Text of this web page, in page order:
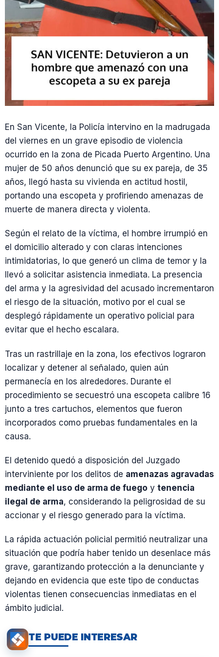
En San Vicente, la Policía intervino en la madrugada
del viernes en un grave episodio de violencia
ocurrido en la zona de Picada Puerto Argentino. Una
mujer de 50 años denunció que su ex pareja, de 35
años, llegó hasta su vivienda en actitud hostil,
portando una escopeta y profiriendo amenazas de
muerte de manera directa y violenta.
Según el relato de la víctima, el hombre irrumpió en
el domicilio alterado y con claras intenciones
intimidatorias, lo que generó un clima de temor y la
llevó a solicitar asistencia inmediata. La presencia
del arma y la agresividad del acusado incrementaron
el riesgo de la situación, motivo por el cual se
desplegó rápidamente un operativo policial para
evitar que el hecho escalara.
Tras un rastrillaje en la zona, los efectivos lograron
localizar y detener al señalado, quien aún
permanecía en los alrededores. Durante el
procedimiento se secuestró una escopeta calibre 16
junto a tres cartuchos, elementos que fueron
incorporados como pruebas fundamentales en la
causa.
El detenido quedó a disposición del Juzgado
interviniente por los delitos de amenazas agravadas
mediante el uso de arma de fuego y tenencia
ilegal de arma, considerando la peligrosidad de su
accionar y el riesgo generado para la víctima.
La rápida actuación policial permitió neutralizar una
situación que podría haber tenido un desenlace más
grave, garantizando protección a la denunciante y
dejando en evidencia que este tipo de conductas
violentas tienen consecuencias inmediatas en el
ámbito judicial.
TE PUEDE INTERESAR